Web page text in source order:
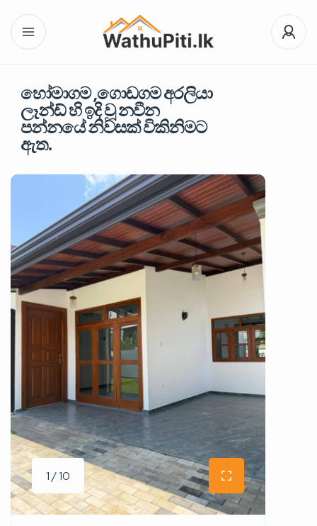
හෝමාගම ,ගොඩගම අරලියා
ලෑන්ඩ් හි ඉදි වූ නවීන
පන්නයේ නිවසක් විකිනිමට
ඇත.
1 / 10